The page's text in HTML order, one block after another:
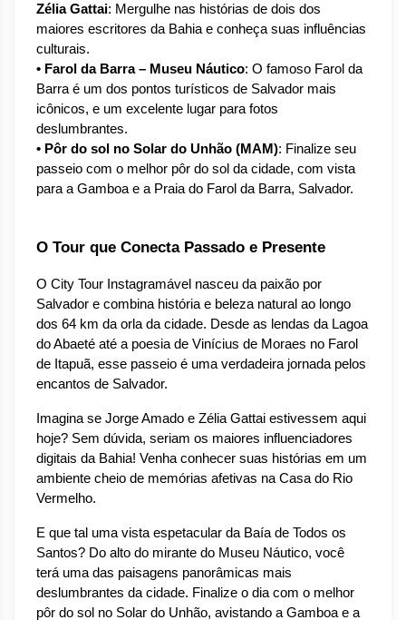
Zélia Gattai: Mergulhe nas histórias de dois dos
maiores escritores da Bahia e conheça suas influências
culturais.
• Farol da Barra – Museu Náutico: O famoso Farol da
Barra é um dos pontos turísticos de Salvador mais
icônicos, e um excelente lugar para fotos
deslumbrantes.
• Pôr do sol no Solar do Unhão (MAM): Finalize seu
passeio com o melhor pôr do sol da cidade, com vista
para a Gamboa e a Praia do Farol da Barra, Salvador.
O Tour que Conecta Passado e Presente
O City Tour Instagramável nasceu da paixão por
Salvador e combina história e beleza natural ao longo
dos 64 km da orla da cidade. Desde as lendas da Lagoa
do Abaeté até a poesia de Vinícius de Moraes no Farol
de Itapuã, esse passeio é uma verdadeira jornada pelos
encantos de Salvador.
Imagina se Jorge Amado e Zélia Gattai estivessem aqui
hoje? Sem dúvida, seriam os maiores influenciadores
digitais da Bahia! Venha conhecer suas histórias em um
ambiente cheio de memórias afetivas na Casa do Rio
Vermelho.
E que tal uma vista espetacular da Baía de Todos os
Santos? Do alto do mirante do Museu Náutico, você
terá uma das paisagens panorâmicas mais
deslumbrantes da cidade. Finalize o dia com o melhor
pôr do sol no Solar do Unhão, avistando a Gamboa e a